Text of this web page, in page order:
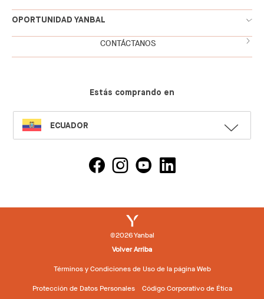
OPORTUNIDAD YANBAL
CONTÁCTANOS
Estás comprando en
SELECT
LANGUAGE
ECUADOR
©2026 Yanbal
Volver Arriba
Términos y Condiciones de Uso de la página Web
Protección de Datos Personales Código Corporativo de Ética